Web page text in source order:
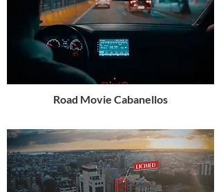
Road Movie Cabanellos